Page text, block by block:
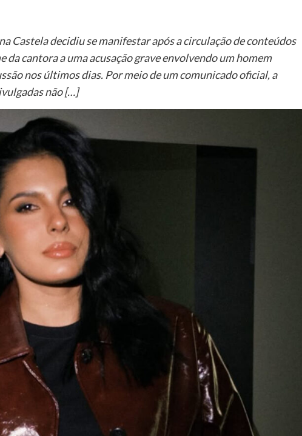
Castela decidiu se manifestar após a circulação de conteúdos
da cantora a uma acusação grave envolvendo um homem
nos últimos dias. Por meio de um comunicado oficial, a
não […]